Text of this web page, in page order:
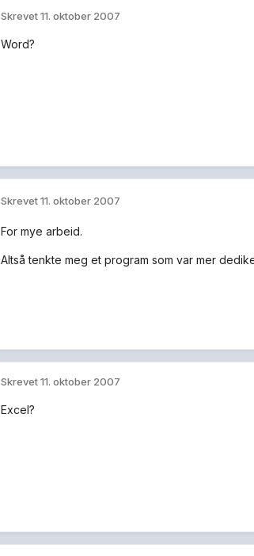
Skrevet11. oktober 2007
Word?
Skrevet11. oktober 2007
For mye arbeid.
Altså tenkte meg et program som var mer
Skrevet11. oktober 2007
Excel?